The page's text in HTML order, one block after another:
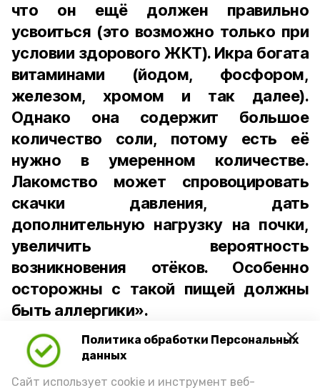
Политика обработки Персональных
данных
Сайт использует cookie и инструмент веб-
что он ещё должен правильно
усвоиться (это возможно только при
условии здорового ЖКТ). Икра богата
витаминами (йодом, фосфором,
железом, хромом и так далее).
Однако она содержит большое
количество соли, потому есть её
нужно в умеренном количестве.
Лакомство может спровоцировать
скачки давления, дать
дополнительную нагрузку на почки,
увеличить вероятность
возникновения отёков. Особенно
осторожны с такой пищей должны
быть аллергики».
Для взрослого человека безопасной
порцией икры считается 30-50 граммов
(2-3 ложки). При этом следует обратить